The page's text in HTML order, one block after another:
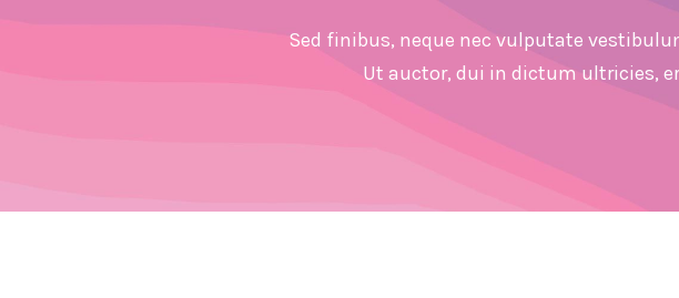
Sed finibus, neque nec vulputate
Ut auctor, dui in dictum ultricies,